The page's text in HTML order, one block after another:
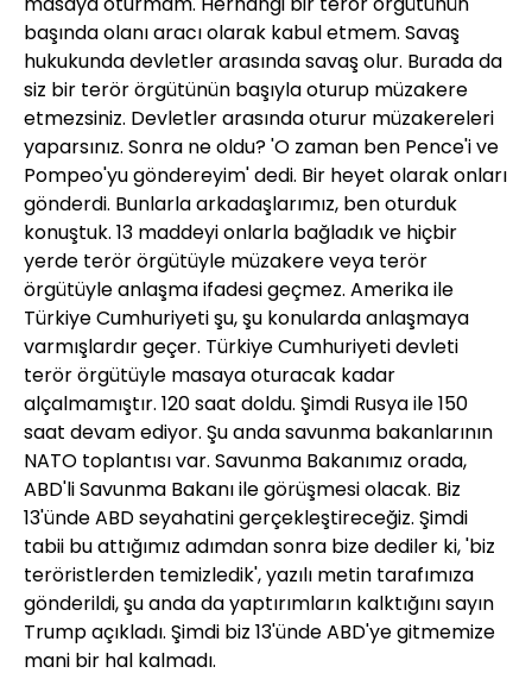
başında olanı aracı olarak kabul etmem. Savaş
hukukunda devletler arasında savaş olur. Burada da
siz bir terör örgütünün başıyla oturup müzakere
etmezsiniz. Devletler arasında oturur müzakereleri
yaparsınız. Sonra ne oldu? 'O zaman ben Pence'i ve
Pompeo'yu göndereyim' dedi. Bir heyet olarak onları
gönderdi. Bunlarla arkadaşlarımız, ben oturduk
konuştuk. 13 maddeyi onlarla bağladık ve hiçbir
yerde terör örgütüyle müzakere veya terör
örgütüyle anlaşma ifadesi geçmez. Amerika ile
Türkiye Cumhuriyeti şu, şu konularda anlaşmaya
varmışlardır geçer. Türkiye Cumhuriyeti devleti
terör örgütüyle masaya oturacak kadar
alçalmamıştır. 120 saat doldu. Şimdi Rusya ile 150
saat devam ediyor. Şu anda savunma bakanlarının
NATO toplantısı var. Savunma Bakanımız orada,
ABD'li Savunma Bakanı ile görüşmesi olacak. Biz
13'ünde ABD seyahatini gerçekleştireceğiz. Şimdi
tabii bu attığımız adımdan sonra bize dediler ki, 'biz
teröristlerden temizledik', yazılı metin tarafımıza
gönderildi, şu anda da yaptırımların kalktığını sayın
Trump açıkladı. Şimdi biz 13'ünde ABD'ye gitmemize
mani bir hal kalmadı.